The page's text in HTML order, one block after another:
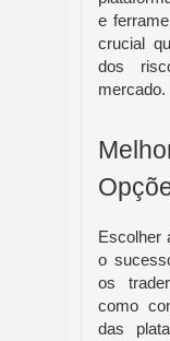
e
crucial
dos
mercado.
Escolher
o
os
como
das